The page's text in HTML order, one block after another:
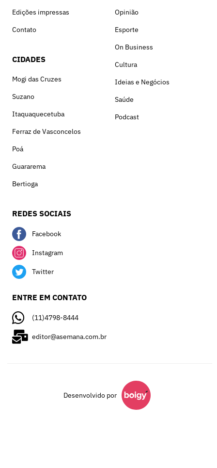
Edições impressas
Contato
CIDADES
Mogi das Cruzes
Suzano
Itaquaquecetuba
Ferraz de Vasconcelos
Poá
Guararema
Bertioga
Opinião
Esporte
On Business
Cultura
Ideias e Negócios
Saúde
Podcast
REDES SOCIAIS
Facebook
Instagram
Twitter
ENTRE EM CONTATO
(11)4798-8444
editor@asemana.com.br
Desenvolvido por